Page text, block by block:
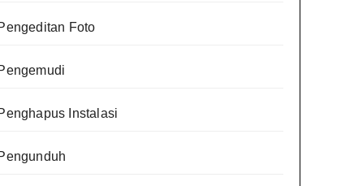
Foto
Instalasi